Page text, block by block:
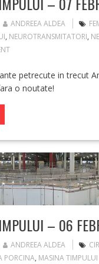
ANDREEA ALDEA
, NEUROTRANSMITATORI,
petrecute in trecut
o noutate!
– 06
ANDREEA ALDEA
PORCINA, MASINA TIMPULUI